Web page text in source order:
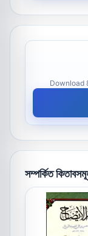
Download
সম্পর্কিত